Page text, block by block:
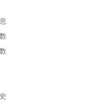
合成
（原SSL证书）
呈现可信的WEB访问
台 DataWorks
松生成专业的 PPT
游戏服务器
务器，轻松开启游戏
动画创作平台
量长漫剧
支付宝小程序
应用到小程序
产力的边界
创客手把手教你
贴，五大权
成功
划
证
后台